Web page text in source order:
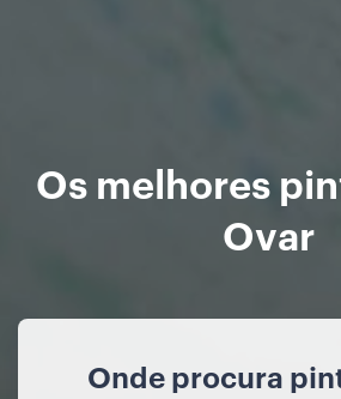
Os melhores
Ovar
Onde procura